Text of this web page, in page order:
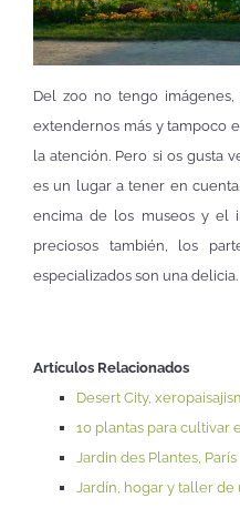
Del zoo no tengo
extendernos más y tampoco
la atención. Pero si os gusta
es un lugar a tener en
encima de los museos y el
preciosos también, los
especializados son una delicia.
Artículos Relacionados
Desert City,
10 plantas para cultivar
Jardin des Plantes, París
Jardín, hogar y taller de